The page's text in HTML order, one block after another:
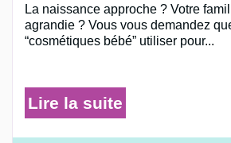
La naissance approche ? Votre
agrandie ? Vous vous demandez
“cosmétiques bébé” utiliser pour...
Lire la suite